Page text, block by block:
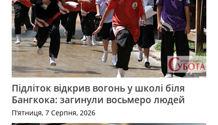
Підліток відкрив вогонь у школі біля
Бангкока: загинули восьмеро людей
П’ятниця, 7 Серпня, 2026